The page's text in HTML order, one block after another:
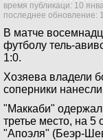
время публикаци: 10
последнее обновление:
В матче
футболу тель-
1:0.
Хозяева владели
соперники
"Маккаби"
третье место, на 5
"Апоэля" (Беэр-